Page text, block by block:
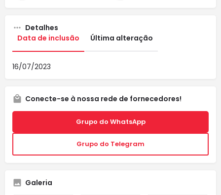
Detalhes
Data de inclusão
Última alteração
16/07/2023
Conecte-se à nossa rede de fornecedores!
Grupo do WhatsApp
Grupo do Telegram
Galeria